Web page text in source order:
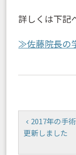
詳しくは下記
≫佐藤院長の
2017年の手
更新しました